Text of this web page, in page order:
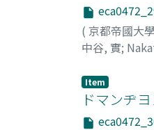
( 京都帝國大
中谷, 實;
Item
ドマンヂ